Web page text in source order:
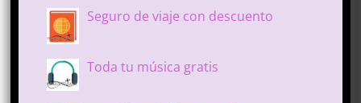
Seguro de viaje con descuento
Toda tu música gratis